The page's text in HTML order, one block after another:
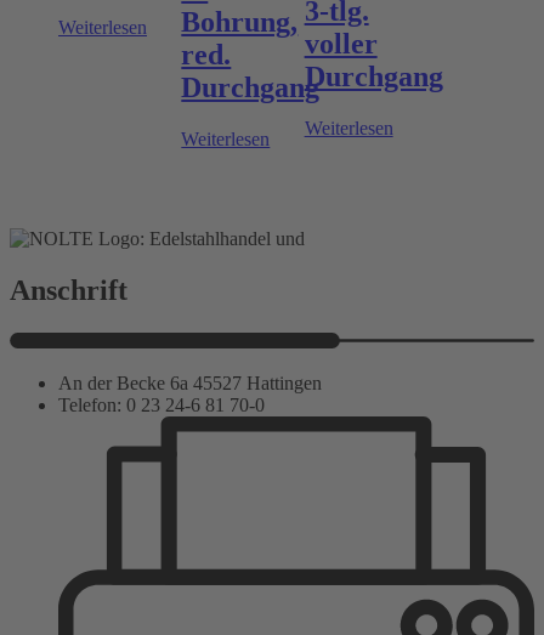
Weiterlesen
Bohrung,
red.
Durchgang
Weiterlesen
3-tlg.
voller
Durchgang
Weiterlesen
Anschrift
An der Becke 6a 45527 Hattingen
Telefon: 0 23 24-6 81 70-0